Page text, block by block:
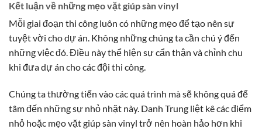
Kết luận về những mẹo vặt giúp sàn vinyl
Mỗi giai đoạn thi công luôn có những mẹo để tạo nên sự
tuyệt vời cho dự án. Không những chúng ta cần chú ý đến
những việc đó. Điều này thể hiện sự cẩn thận và chỉnh chu
khi đưa dự án cho các đội thi công.
Chúng ta thường tiến vào các quá trình mà sẽ không quá để
tâm đến những sự nhỏ nhặt này. Danh Trung liệt kê các điểm
nhỏ hoặc mẹo vặt giúp sàn vinyl trở nên hoàn hảo hơn khi